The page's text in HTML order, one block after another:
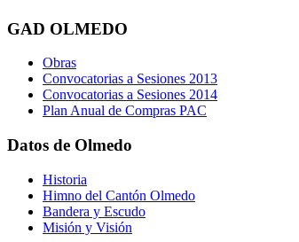
GAD OLMEDO
Obras
Convocatorias a Sesiones 2013
Convocatorias a Sesiones 2014
Plan Anual de Compras PAC
Datos de Olmedo
Historia
Himno del Cantón Olmedo
Bandera y Escudo
Misión y Visión